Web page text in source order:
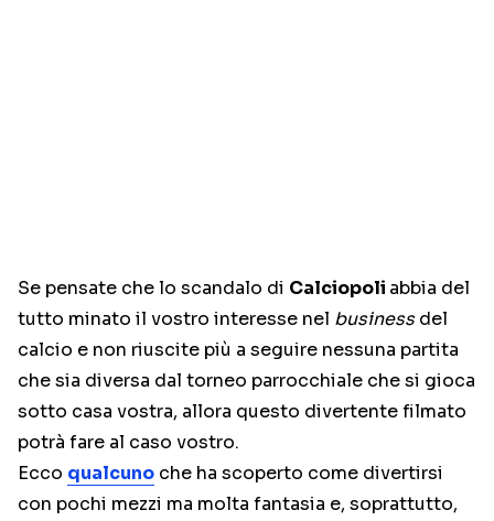
Se pensate che lo scandalo di Calciopoli abbia del
tutto minato il vostro interesse nel businessdel
calcio e non riuscite più a seguire nessuna partita
che sia diversa dal torneo parrocchiale che si gioca
sotto casa vostra, allora questo divertente filmato
potrà fare al caso vostro.
Ecco qualcuno che ha scoperto come divertirsi
con pochi mezzi ma molta fantasia e, soprattutto,